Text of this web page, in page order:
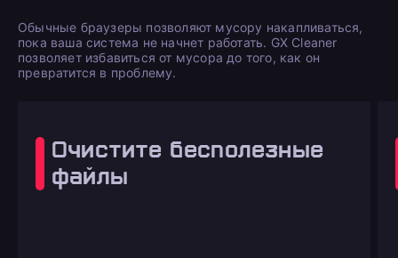
Обычные браузеры позволяют мусору накапливаться,
пока ваша система не начнет работать. GX Cleaner
позволяет избавиться от мусора до того, как он
превратится в проблему.
Очистите бесполезные
файлы